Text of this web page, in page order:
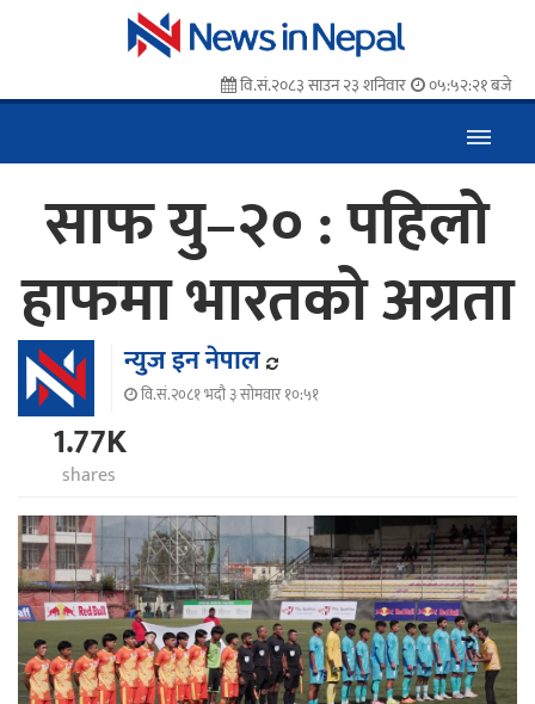
वि.सं.२०८३ साउन २३ शनिवार ०५:५२:२२ बजे
साफ यु–२० : पहिलो
हाफमा भारतको अग्रता
न्युज इन नेपाल
वि.सं.२०८१ भदौ ३ सोमवार १०:५१
1.77K
shares